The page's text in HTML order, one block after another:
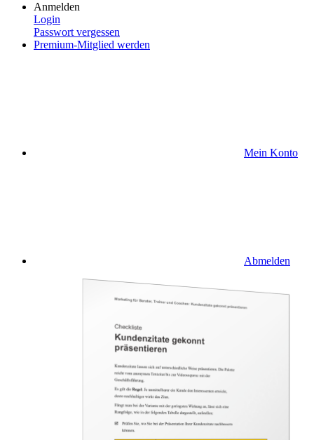
Anmelden
Login
Passwort vergessen
Premium-Mitglied werden
Mein Konto
Abmelden